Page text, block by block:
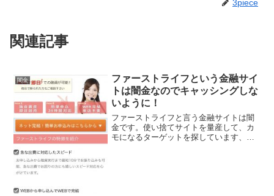
3piece
関連記事
闇金
ファーストライフという金融サイ
トは闇金なのでキャッシングしな
いように！
ファーストライフと言う金融サイトは闇
金です。使い捨てサイトを量産して、カ
モになるターゲットを探しています、貸